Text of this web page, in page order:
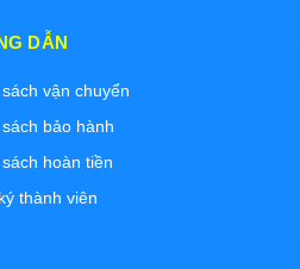
DẪN
vận chuyển
bảo hành
hoàn tiền
thành viên